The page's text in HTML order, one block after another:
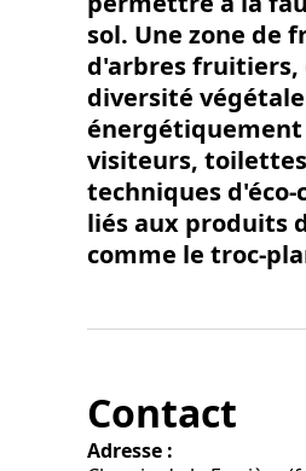
sol. Une zone de
d'arbres fruitiers,
diversité
énergétiquement
visiteurs,
techniques
liés aux produits
comme le troc-
Contact
Adresse :